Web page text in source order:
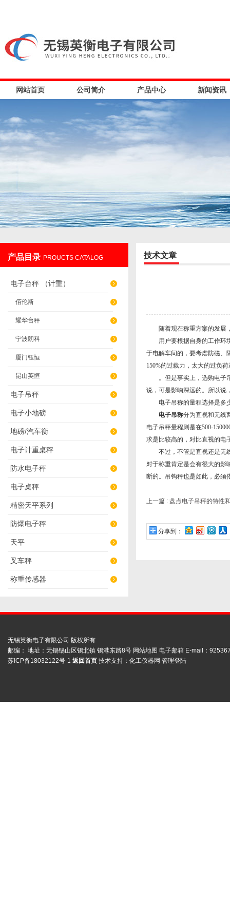
网站首页 公司简介 产品中心 新闻资讯
产品目录 PROUCTS CATALOG
电子台秤 （计重）
佰伦斯
耀华台秤
宁波朗科
厦门钰恒
昆山英恒
电子吊秤
电子小地磅
地磅/汽车衡
电子计重桌秤
防水电子秤
电子桌秤
精密天平系列
防爆电子秤
天平
叉车秤
称重传感器
技术文章
随着现在称重方案的发展
用户要根据自身的工作环境
于电解车间的，要考虑防磁、
150%的过载力，太大的过负
。但是事实上，选购电子吊
说，可是影响深远的。所以说
电子吊称的量程选择是多
电子吊称分为直视和无线
电子吊秤量程则是在500-
求是比较高的，对比直视的电
不过，不管是直视还是无线
对于称重肯定是会有很大的影
断的。吊钩秤也是如此，必须
上一篇 : 盘点电子吊秤的特性
分享到：
无锡英衡电子有限公司 版权所有
邮编： 地址：无锡锡山区锡北镇 锡港东路8号 网站地图 电子邮箱 E-mail：
苏ICP备18032122号-1 返回首页 技术支持： 化工仪器网 管理登陆